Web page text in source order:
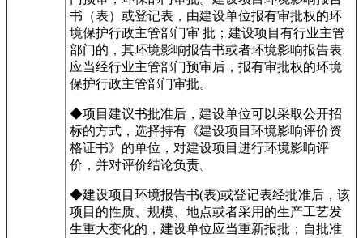
书（表）或登记表，由建设单位报有审批权的环
境保护行政主管部门审 批；建设项目有行业主管
部门的，其环境影响报告书或者环境影响报告表
应当经行业主管部门预审后，报有审批权的环境
保护行政主管部门审批。
◆项目建议书批准后，建设单位可以采取公开招
标的方式，选择持有《建设项目环境影响评价资
格证书》的单位，对建设项目进行环境影响评
价，并对评价结论负责。
◆建设项目环境报告书(表)或登记表经批准后，该
项目的性质、规模、地点或者采用的生产工艺发
生重大变化的，建设单位应当重新报批；自批准